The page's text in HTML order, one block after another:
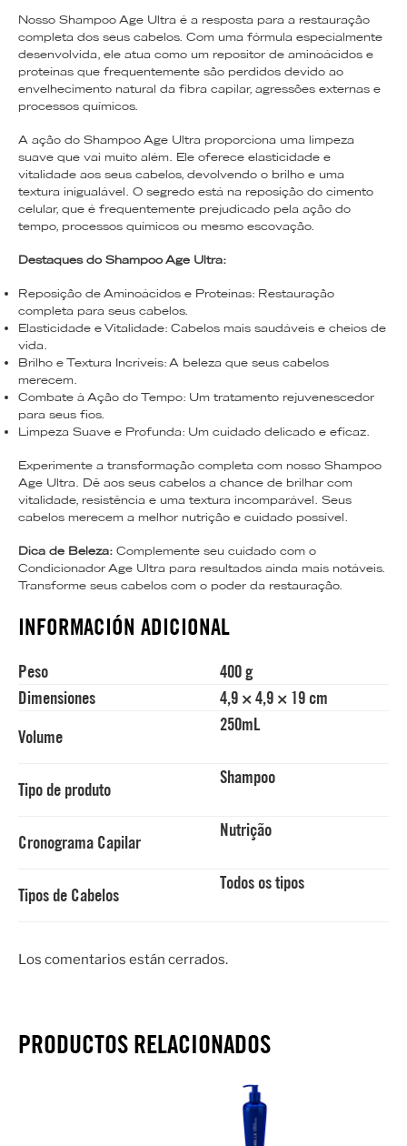
Nosso Shampoo Age Ultra é a resposta para a restauração
completa dos seus cabelos. Com uma fórmula especialmente
desenvolvida, ele atua como um repositor de aminoácidos e
proteínas que frequentemente são perdidos devido ao
envelhecimento natural da fibra capilar, agressões externas e
processos químicos.
A ação do Shampoo Age Ultra proporciona uma limpeza
suave que vai muito além. Ele oferece elasticidade e
vitalidade aos seus cabelos, devolvendo o brilho e uma
textura inigualável. O segredo está na reposição do cimento
celular, que é frequentemente prejudicado pela ação do
tempo, processos químicos ou mesmo escovação.
Destaques do Shampoo Age Ultra:
Reposição de Aminoácidos e Proteínas: Restauração
completa para seus cabelos.
Elasticidade e Vitalidade: Cabelos mais saudáveis e cheios de
vida.
Brilho e Textura Incríveis: A beleza que seus cabelos
merecem.
Combate à Ação do Tempo: Um tratamento rejuvenescedor
para seus fios.
Limpeza Suave e Profunda: Um cuidado delicado e eficaz.
Experimente a transformação completa com nosso Shampoo
Age Ultra. Dê aos seus cabelos a chance de brilhar com
vitalidade, resistência e uma textura incomparável. Seus
cabelos merecem a melhor nutrição e cuidado possível.
Dica de Beleza: Complemente seu cuidado com o
Condicionador Age Ultra para resultados ainda mais notáveis.
Transforme seus cabelos com o poder da restauração.
INFORMACIÓN ADICIONAL
Peso
400 g
Dimensiones
4,9 × 4,9 × 19 cm
Volume
250mL
Tipo de produto
Shampoo
Cronograma Capilar
Nutrição
Tipos de Cabelos
Todos os tipos
Los comentarios están cerrados.
PRODUCTOS RELACIONADOS